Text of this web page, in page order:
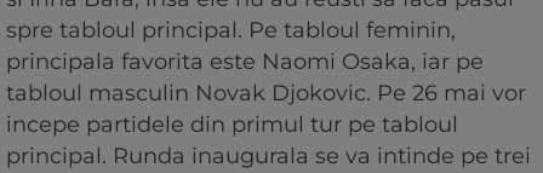
spre tabloul principal. Pe tabloul feminin,
principala favorita este Naomi Osaka, iar pe
tabloul masculin Novak Djokovic. Pe 26 mai vor
incepe partidele din primul tur pe tabloul
principal. Runda inaugurala se va intinde pe trei